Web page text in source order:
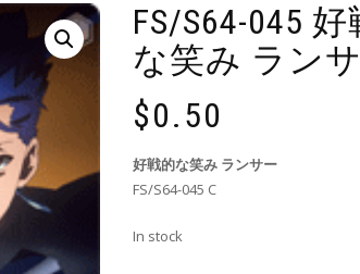
FS/S64-045
な笑み ラン
$0.50
好戦的な笑み ランサー
FS/S64-045 C
In stock